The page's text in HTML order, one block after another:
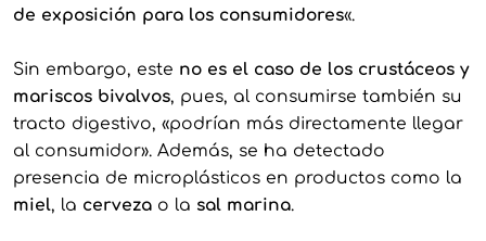
de exposición para los consumidores«.
Sin embargo, este no es el caso de los crustáceos y
mariscos bivalvos, pues, al consumirse también su
tracto digestivo, «podrían más directamente llegar
al consumidor». Además, se ha detectado
presencia de microplásticos en productos como la
miel, la cervezao la sal marina.